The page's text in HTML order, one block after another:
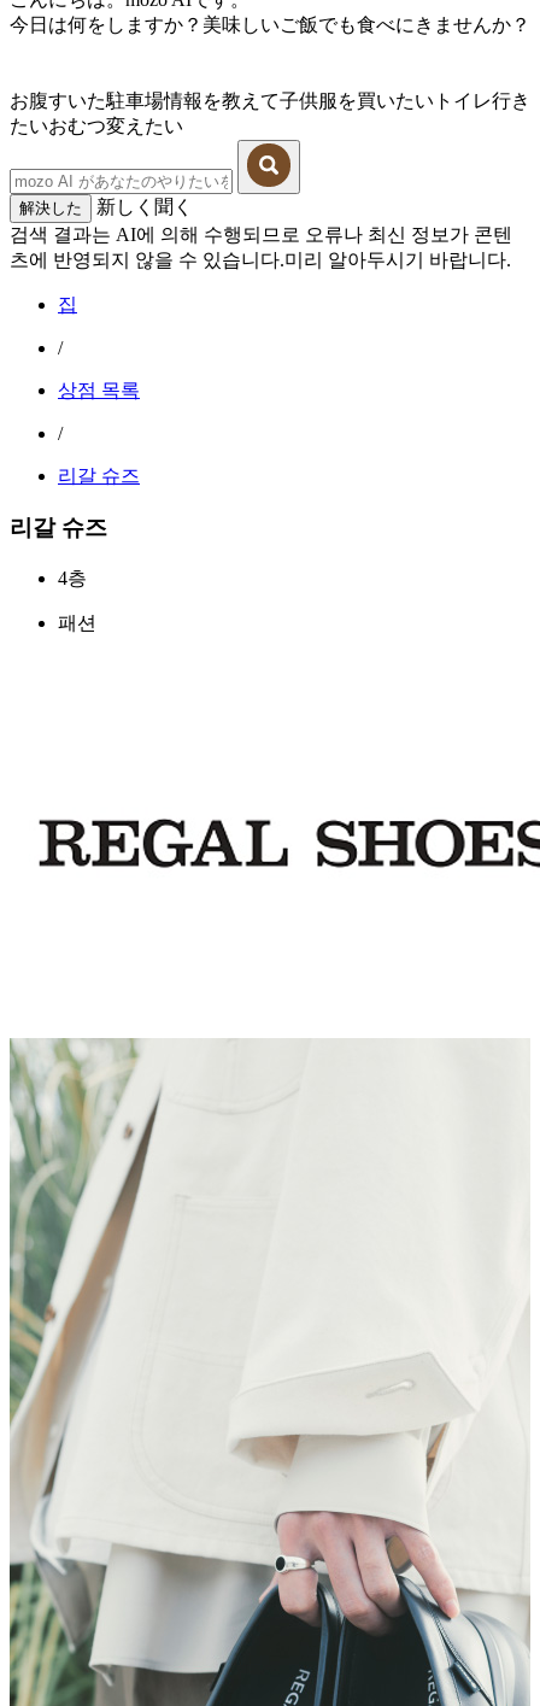
今日は何をしますか？美味しいご飯でも食べにきませんか？
お腹すいた駐車場情報を教えて子供服を買いたい トイレ行き
たいおむつ変えたい
解決した
新しく聞く
검색 결과는 AI에 의해 수행되므로 오류나 최신 정보가 콘텐
츠에 반영되지 않을 수 있습니다.미리 알아두시기 바랍니다.
집
/
상점 목록
/
리갈 슈즈
리갈 슈즈
4층
패션